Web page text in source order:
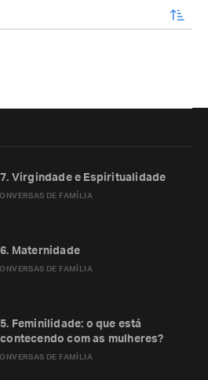
enviar
DE FAMÍLIA
Virgindade e Espiritualidade
DE FAMÍLIA
Maternidade
DE FAMÍLIA
Feminilidade: o que está
com as mulheres?